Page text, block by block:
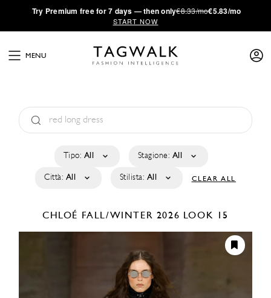
·Try Premium free for 7 days — then only€8.33/mo€5.83/mo
START NOW
MENU
Tipo: All Stagione: All
Città: All Stilista: All CLEAR ALL
CHLOÉ FALL/WINTER 2026 LOOK 15